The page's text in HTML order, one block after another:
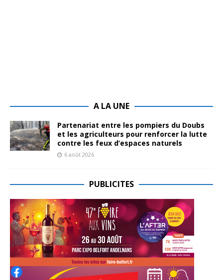
A LA UNE
Partenariat entre les pompiers du Doubs
et les agriculteurs pour renforcer la lutte
contre les feux d’espaces naturels
6 août 2026
PUBLICITES